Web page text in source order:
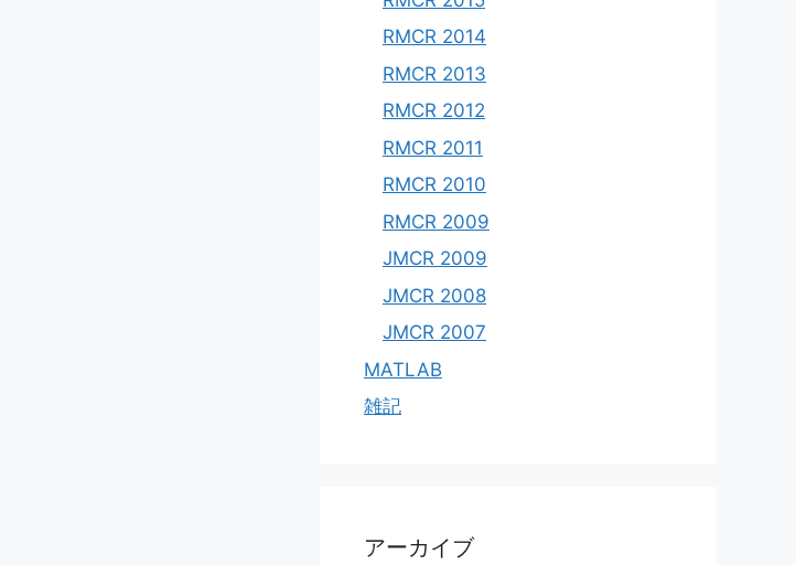
RMCR 2014
RMCR 2013
RMCR 2012
RMCR 2011
RMCR 2010
RMCR 2009
JMCR 2009
JMCR 2008
JMCR 2007
MATLAB
雑記
アーカイブ